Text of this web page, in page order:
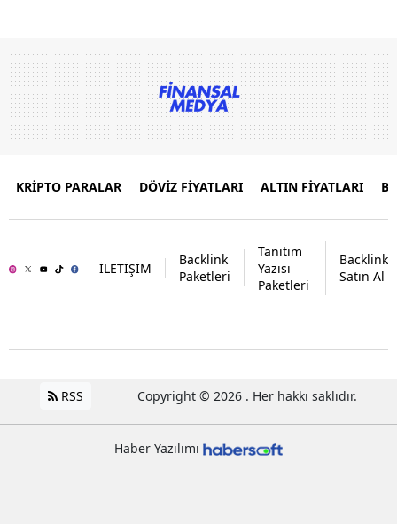
KRİPTO PARALAR DÖVİZ FİYATLARI ALTIN FİYATLARI
İLETİŞİM
Backlink
Paketleri
Tanıtım
Yazısı
Paketleri
Backlink
Satın Al
RSS Copyright © 2026 . Her hakkı saklıdır.
Haber Yazılımı